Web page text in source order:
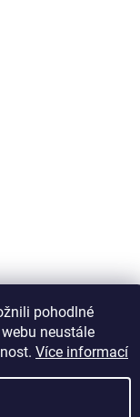
pohodlné
neustále
Více informací